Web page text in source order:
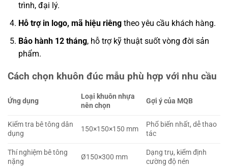
trình, đại lý.
Hỗ trợ in logo, mã hiệu riêngtheo yêu cầu khách hàng.
Bảo hành 12 tháng, hỗ trợ kỹ thuật suốt vòng đời sản
phẩm.
Cách chọn khuôn đúc mẫu phù hợp với nhu cầu
Ứng dụng
Loại khuôn nhựa
nên chọn
Gợi ý của MQB
Kiểm tra bê tông dân
dụng
150×150×150 mm
Phổ biến nhất, dễ thao
tác
Thí nghiệm bê tông
nặng
Ø150×300 mm
Dạng trụ, kiểm định
cường độ nén